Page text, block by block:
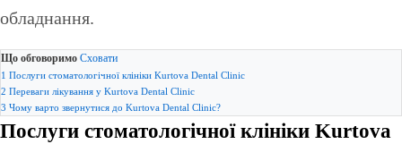
обладнання.
Що обговоримо Сховати
1 Послуги стоматологічної клініки Kurtova Dental Clinic
2 Переваги лікування у Kurtova Dental Clinic
3 Чому варто звернутися до Kurtova Dental Clinic?
Послуги стоматологічної клініки Kurtova